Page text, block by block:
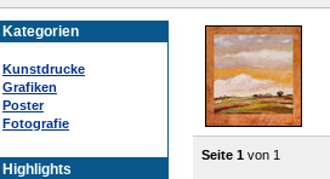
Kategorien
Kunstdrucke
Grafiken
Poster
Fotografie
Highlights
Seite 1 von 1